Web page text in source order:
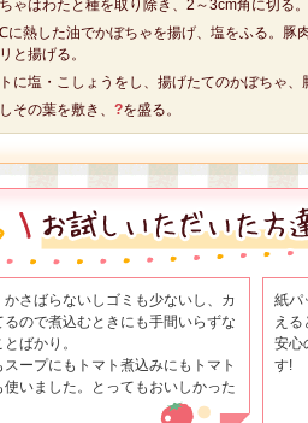
ゃはわたと種を取り除き、2～3cm角に切る
に熱した油でかぼちゃを揚げ、塩をふる。豚
と揚げる。
に塩・こしょうをし、揚げたてのかぼちゃ、
その葉を敷き、 ?を盛る。
かさばらないしゴミも少ないし、カ
るので煮込むときにも手間いらずな
ばかり。
スープにもトマト煮込みにもトマト
使いました。とってもおいしかった
紙パ
える
安心
す!